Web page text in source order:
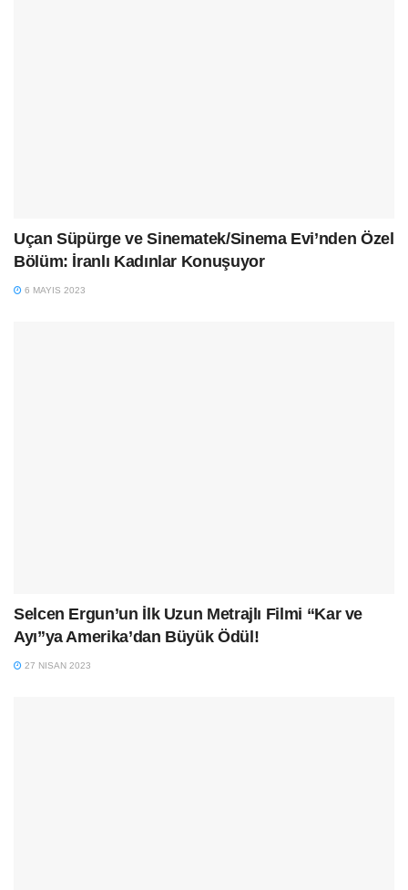
Uçan Süpürge ve Sinematek/Sinema Evi’nden Özel
Bölüm: İranlı Kadınlar Konuşuyor
6 MAYIS 2023
Selcen Ergun’un İlk Uzun Metrajlı Filmi “Kar ve
Ayı”ya Amerika’dan Büyük Ödül!
27 NISAN 2023